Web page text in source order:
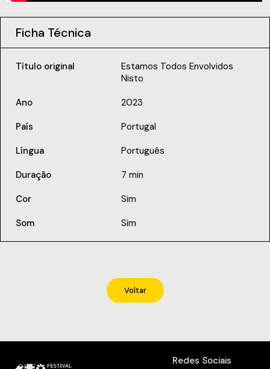
Ficha Técnica
Título original
Estamos Todos Envolvidos
Nisto
Ano
2023
País
Portugal
Língua
Português
Duração
7 min
Cor
Sim
Som
Sim
Voltar
Redes Sociais